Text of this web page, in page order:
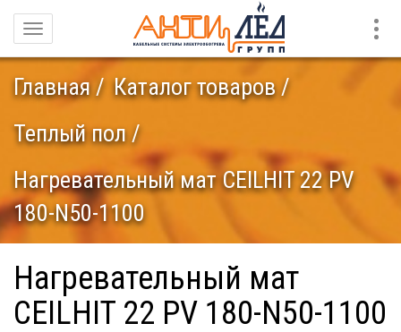
Навигация
Главная
Каталог товаров
Теплый пол
Нагревательный мат CEILHIT 22 PV
180-N50-1100
Нагревательный мат
CEILHIT 22 PV 180-N50-1100